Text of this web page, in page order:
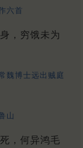
六首
，穷饿未为
魏博士远出贼庭
山
，何异鸿毛